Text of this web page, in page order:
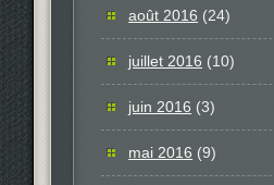
août 2016 (24)
juillet 2016 (10)
juin 2016 (3)
mai 2016 (9)